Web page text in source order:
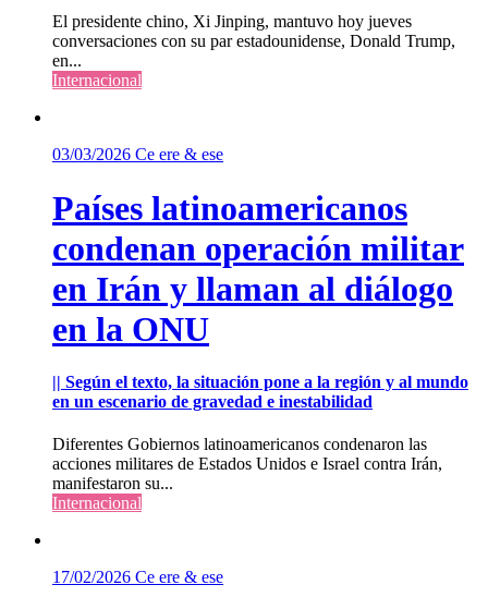
El presidente chino, Xi Jinping, mantuvo hoy jueves
conversaciones con su par estadounidense, Donald Trump,
en...
Internacional
03/03/2026 Ce ere & ese
Países latinoamericanos
condenan operación militar
en Irán y llaman al diálogo
en la ONU
|| Según el texto, la situación pone a la región y al mundo
en un escenario de gravedad e inestabilidad
Diferentes Gobiernos latinoamericanos condenaron las
acciones militares de Estados Unidos e Israel contra Irán,
manifestaron su...
Internacional
17/02/2026 Ce ere & ese